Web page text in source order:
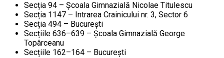
Secția 94 – Școala Gimnazială Nicolae Titulescu
Secția 1147 – Intrarea Crainicului nr. 3, Sector 6
Secția 494 – București
Secțiile 636–639 – Școala Gimnazială George
Topârceanu
Secțiile 162–164 – București